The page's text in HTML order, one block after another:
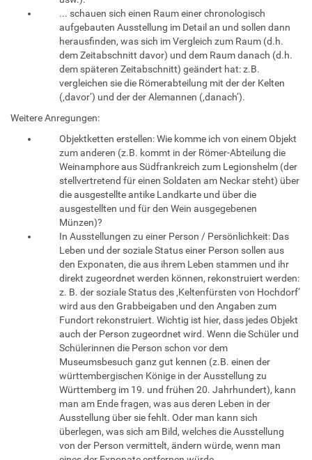
... schauen sich einen Raum einer chronologisch
aufgebauten Ausstellung im Detail an und sollen dann
herausfinden, was sich im Vergleich zum Raum (d.h.
dem Zeitabschnitt davor) und dem Raum danach (d.h.
dem späteren Zeitabschnitt) geändert hat: z.B.
vergleichen sie die Römerabteilung mit der der Kelten
(‚davor‘) und der der Alemannen (‚danach‘).
Weitere Anregungen:
Objektketten erstellen: Wie komme ich von einem Objekt
zum anderen (z.B. kommt in der Römer-Abteilung die
Weinamphore aus Südfrankreich zum Legionshelm (der
stellvertretend für einen Soldaten am Neckar steht) über
die ausgestellte antike Landkarte und über die
ausgestellten und für den Wein ausgegebenen
Münzen)?
In Ausstellungen zu einer Person / Persönlichkeit: Das
Leben und der soziale Status einer Person sollen aus
den Exponaten, die aus ihrem Leben stammen und ihr
direkt zugeordnet werden können, rekonstruiert werden:
z. B. der soziale Status des ‚Keltenfürsten von Hochdorf‘
wird aus den Grabbeigaben und den Angaben zum
Fundort rekonstruiert. Wichtig ist hier, dass jedes Objekt
auch der Person zugeordnet wird. Wenn die Schüler und
Schülerinnen die Person schon vor dem
Museumsbesuch ganz gut kennen (z.B. einen der
württembergischen Könige in der Ausstellung zu
Württemberg im 19. und frühen 20. Jahrhundert), kann
man am Ende fragen, was aus deren Leben in der
Ausstellung über sie fehlt. Oder man kann sich
überlegen, was sich am Bild, welches die Ausstellung
von der Person vermittelt, ändern würde, wenn man